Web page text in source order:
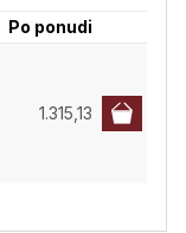
Po ponudi
1.315,13